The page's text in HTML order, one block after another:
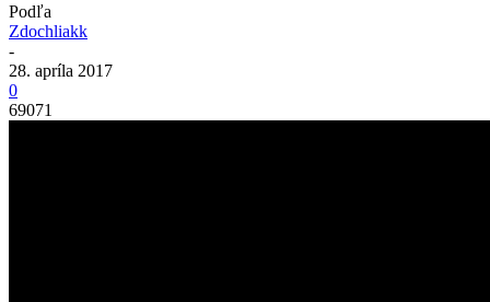
Podľa
Zdochliakk
-
28. apríla 2017
0
69071